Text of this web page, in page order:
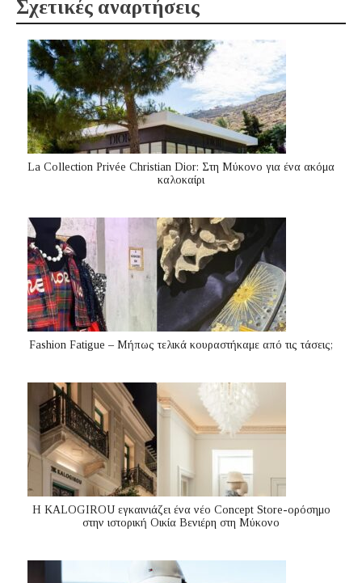
Σχετικές αναρτήσεις
La Collection Privée Christian Dior: Στη Μύκονο για ένα ακόμα
καλοκαίρι
Fashion Fatigue – Μήπως τελικά κουραστήκαμε από τις τάσεις;
Η KALOGIROU εγκαινιάζει ένα νέο Concept Store-ορόσημο
στην ιστορική Οικία Βενιέρη στη Μύκονο